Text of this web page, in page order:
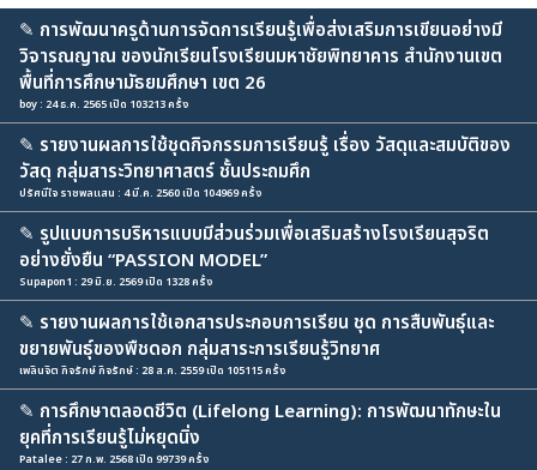
✎ การพัฒนาครูด้านการจัดการเรียนรู้เพื่อส่งเสริมการเขียนอย่างมี
วิจารณญาณ ของนักเรียนโรงเรียนมหาชัยพิทยาคาร สำนักงานเขต
พื้นที่การศึกษามัธยมศึกษา เขต 26
boy : 24 ธ.ค. 2565 เปิด 103213 ครั้ง
✎ รายงานผลการใช้ชุดกิจกรรมการเรียนรู้ เรื่อง วัสดุและสมบัติของ
วัสดุ กลุ่มสาระวิทยาศาสตร์ ชั้นประถมศึก
ปรัศนีใจ ราชพลแสน : 4 มี.ค. 2560 เปิด 104969 ครั้ง
✎ รูปแบบการบริหารแบบมีส่วนร่วมเพื่อเสริมสร้างโรงเรียนสุจริต
อย่างยั่งยืน “PASSION MODEL”
Supapon1 : 29 มิ.ย. 2569 เปิด 1328 ครั้ง
✎ รายงานผลการใช้เอกสารประกอบการเรียน ชุด การสืบพันธุ์และ
ขยายพันธุ์ของพืชดอก กลุ่มสาระการเรียนรู้วิทยาศ
เพลินจิต กิจรักษ์ กิจรักษ์ : 28 ส.ค. 2559 เปิด 105115 ครั้ง
✎ การศึกษาตลอดชีวิต (Lifelong Learning): การพัฒนาทักษะใน
ยุคที่การเรียนรู้ไม่หยุดนิ่ง
Patalee : 27 ก.พ. 2568 เปิด 99739 ครั้ง